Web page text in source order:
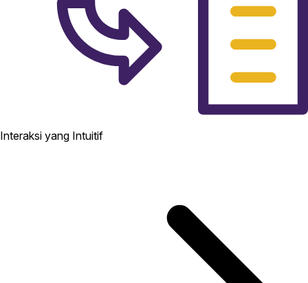
Interaksi yang Intuitif